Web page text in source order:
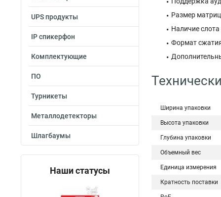
UPS продукты
IP спикерфон
Комплектующие
ПО
Турникеты
Металлодетекторы
Шлагбаумы
Наши статусы
Размер
Наличие слота
Формат
Ширина упаковки
Высота упаковки
Глубина упаковки
Объемный вес
Единица измерения
Кратность поставки